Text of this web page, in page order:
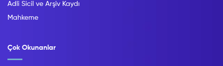
Adli Sicil ve Arşiv Kaydı
Mahkeme
Çok Okunanlar